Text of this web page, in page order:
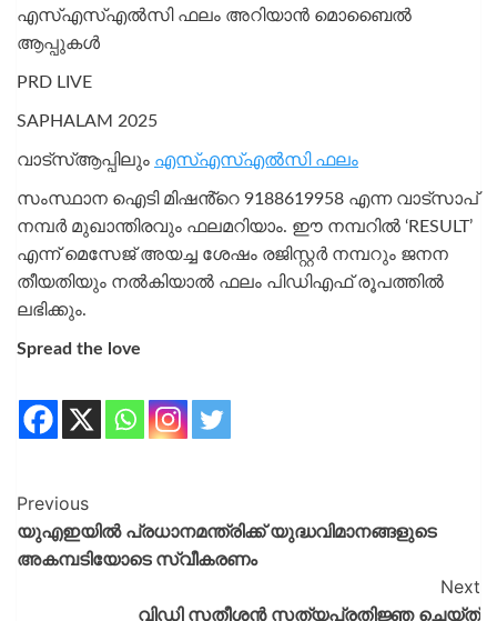
എസ്എസ്എൽസി ഫലം അറിയാൻ മൊബൈൽ
ആപ്പുകൾ
PRD LIVE
SAPHALAM 2025
വാട്സ്ആപ്പിലും എസ്എസ്എൽസി ഫലം
സംസ്ഥാന ഐടി മിഷൻ്റെ 9188619958 എന്ന വാട്സാപ്
നമ്പർ മുഖാന്തിരവും ഫലമറിയാം. ഈ നമ്പറിൽ ‘RESULT’
എന്ന് മെസേജ് അയച്ച ശേഷം രജിസ്റ്റർ നമ്പറും ജനന
തീയതിയും നൽകിയാൽ ഫലം പിഡിഎഫ് രൂപത്തിൽ
ലഭിക്കും.
Spread the love
Previous
യുഎഇയിൽ പ്രധാനമന്ത്രിക്ക് യുദ്ധവിമാനങ്ങളുടെ
അകമ്പടിയോടെ സ്വീകരണം
Next
വിഡി സതീശൻ സത്യപ്രതിജ്ഞ ചെയ്ത്